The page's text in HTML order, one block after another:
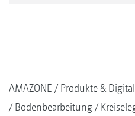
AMAZONE
Produkte &
Bodenbearbeitung